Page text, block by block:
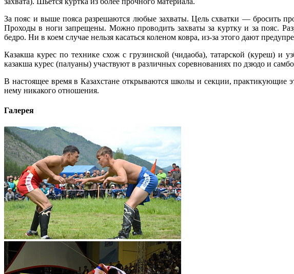
За пояс и выше пояса разрешаются любые захваты. Цель схватки — бросить
Проходы в ноги запрещены. Можно проводить захваты за куртку и за пояс.
бедро. Ни в коем случае нельзя касаться коленом ковра, из-за этого дают
Казакша курес по технике схож с грузинской (чидаоба), татарской (куреш)
казакша курес (палуаны) участвуют в различных соревнованиях по дзюдо и
В настоящее время в Казахстане открываются школы и секции, практикующие
нему никакого отношения.
Галерея